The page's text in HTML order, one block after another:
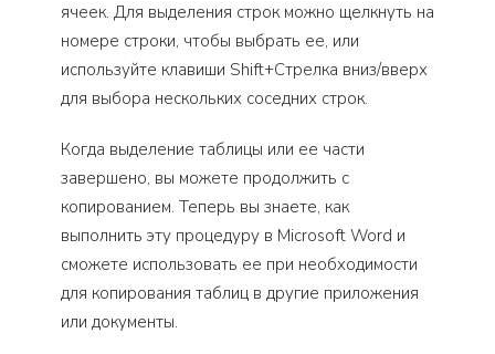
ячеек. Для выделения строк можно щелкнуть на
номере строки, чтобы выбрать ее, или
используйте клавиши Shift+Стрелка вниз/вверх
для выбора нескольких соседних строк.
Когда выделение таблицы или ее части
завершено, вы можете продолжить с
копированием. Теперь вы знаете, как
выполнить эту процедуру в Microsoft Word и
сможете использовать ее при необходимости
для копирования таблиц в другие приложения
или документы.